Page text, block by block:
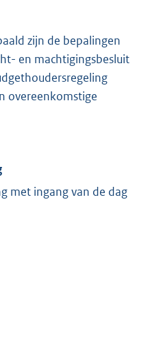
zijn de bepalingen
en machtigingsbesluit
overeenkomstige
met ingang van de dag